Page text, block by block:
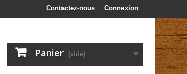
Connexion
Contactez-nous
Panier (vide)